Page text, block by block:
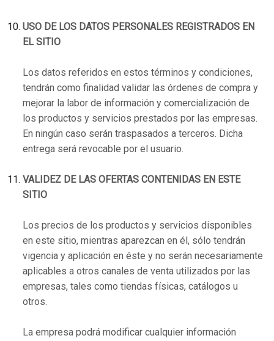
USO DE LOS DATOS PERSONALES REGISTRADOS EN
EL SITIO
Los datos referidos en estos términos y condiciones,
tendrán como finalidad validar las órdenes de compra y
mejorar la labor de información y comercialización de
los productos y servicios prestados por las empresas.
En ningún caso serán traspasados a terceros. Dicha
entrega será revocable por el usuario.
VALIDEZ DE LAS OFERTAS CONTENIDAS EN ESTE
SITIO
Los precios de los productos y servicios disponibles
en este sitio, mientras aparezcan en él, sólo tendrán
vigencia y aplicación en éste y no serán necesariamente
aplicables a otros canales de venta utilizados por las
empresas, tales como tiendas físicas, catálogos u
otros.
La empresa podrá modificar cualquier información